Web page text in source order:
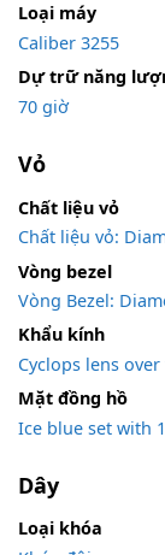
Loại máy
Caliber 3255
Dự trữ năng
70 giờ
Vỏ
Chất liệu vỏ
Chất liệu vỏ:
Vòng bezel
Vòng Bezel:
Khẩu kính
Cyclops lens
Mặt đồng hồ
Ice blue set with
Dây
Loại khóa